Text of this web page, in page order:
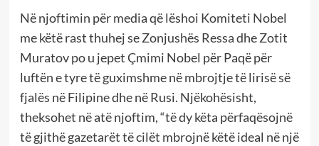
Në njoftimin për media që lëshoi Komiteti Nobel
me këtë rast thuhej se Zonjushës Ressa dhe Zotit
Muratov po u jepet Çmimi Nobel për Paqë për
luftën e tyre të guximshme në mbrojtje të lirisë së
fjalës në Filipine dhe në Rusi. Njëkohësisht,
theksohet në atë njoftim, “të dy këta përfaqësojnë
të gjithë gazetarët të cilët mbrojnë këtë ideal në një